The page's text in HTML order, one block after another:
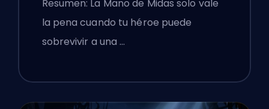
Resumen: La Mano de Midas solo vale
la pena cuando tu héroe puede
sobrevivir a una …